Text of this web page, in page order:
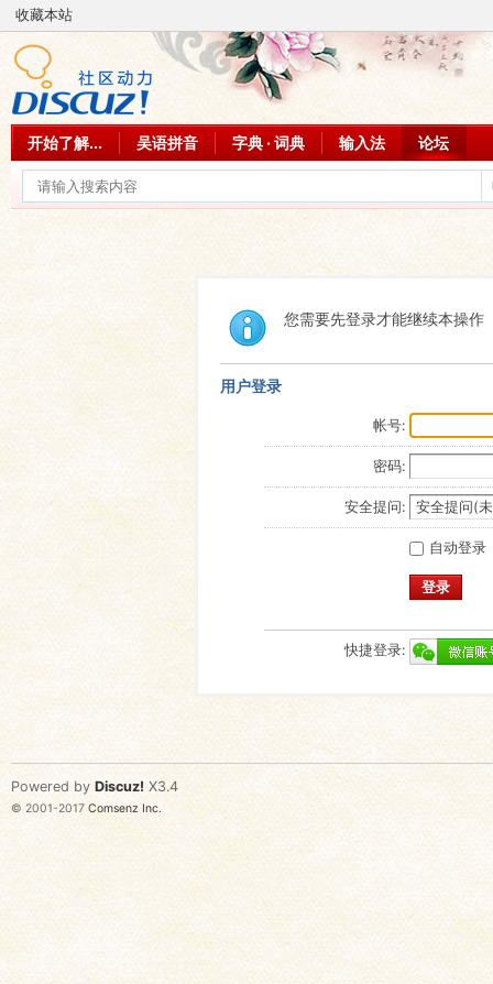
收藏本站
开始了解... 吴语拼音 字典 · 词典 输入法 论坛
您需要先登录才能继续本操作
用户登录
帐号:
密码:
安全提问:
自动登录
登录
快捷登录:
Powered by Discuz! X3.4
© 2001-2017 Comsenz Inc.